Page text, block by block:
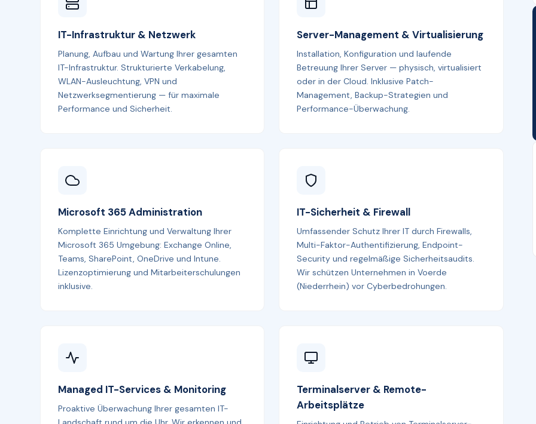
IT-Infrastruktur & Netzwerk
Planung, Aufbau und Wartung Ihrer gesamten
IT-Infrastruktur. Strukturierte Verkabelung,
WLAN-Ausleuchtung, VPN und
Netzwerksegmentierung — für maximale
Performance und Sicherheit.
Server-Management & Virtualisierung
Installation, Konfiguration und laufende
Betreuung Ihrer Server — physisch, virtualisiert
oder in der Cloud. Inklusive Patch-
Management, Backup-Strategien und
Performance-Überwachung.
Microsoft 365 Administration
Komplette Einrichtung und Verwaltung Ihrer
Microsoft 365 Umgebung: Exchange Online,
Teams, SharePoint, OneDrive und Intune.
Lizenzoptimierung und Mitarbeiterschulungen
inklusive.
IT-Sicherheit & Firewall
Umfassender Schutz Ihrer IT durch Firewalls,
Multi-Faktor-Authentifizierung, Endpoint-
Security und regelmäßige Sicherheitsaudits.
Wir schützen Unternehmen in Voerde
(Niederrhein) vor Cyberbedrohungen.
Managed IT-Services & Monitoring
Proaktive Überwachung Ihrer gesamten IT-
Terminalserver & Remote-
Arbeitsplätze